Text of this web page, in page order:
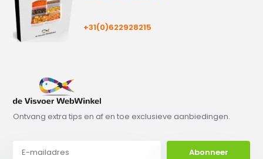
+31(0)622928215
Ontvang extra tips en af en toe exclusieve aanbiedingen.
Abonneer